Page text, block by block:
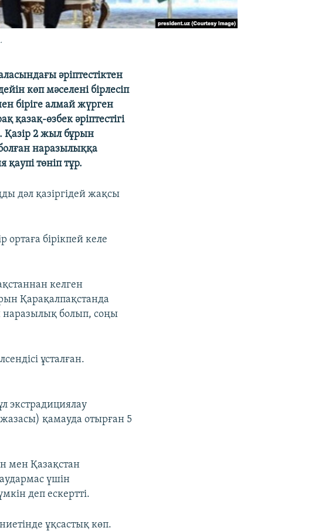
әріптестіктен
көп мәселені бірлесіп
біріге алмай жүрген
өзбек әріптестігі
Қазір 2 жыл бұрын
наразылыққа
қаупі төніп тұр.
дәл қазіргідей жақсы
бірікпей келе
келген
Қарақалпақстанда
наразылық болып, соңы
ұсталған.
экстрадициялау
жазасы) қамауда отырған 5
мен Қазақстан
үшін
деп ескертті.
ұқсастық көп.